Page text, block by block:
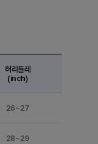
허리둘레
(inch)
26~27
28~29